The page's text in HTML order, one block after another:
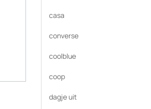
casa
converse
coolblue
coop
dagje uit